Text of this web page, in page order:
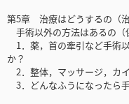
第5章 治療はどうするの（治
手術以外の方法はあるの（
1．薬，首の牽引など手術
か？
2．整体，マッサージ，カ
3．どんなふうになったら